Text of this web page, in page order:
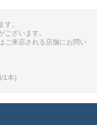
す。
ございます。
ご来店される店舗にお問い
1本)